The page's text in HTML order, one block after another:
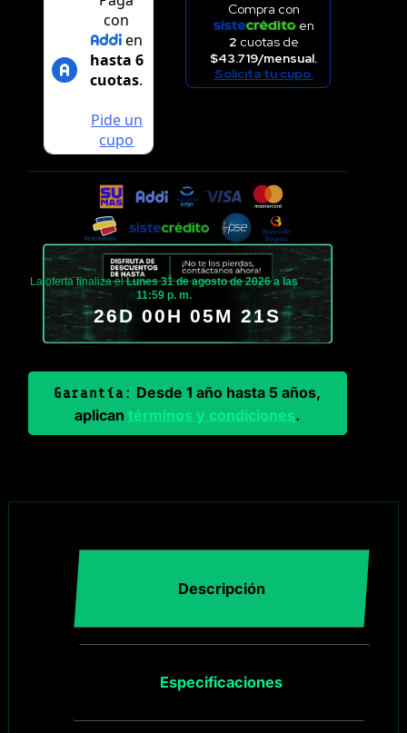
Compra con
en
2 cuotas de
$43.719/mensual.
Solicita tu cupo.
La oferta finaliza elLunes 31 de agosto de 2026 a las
11:59 p. m.
26D 00H 05M 21S
Garantía: Desde 1 año hasta 5 años,
aplicantérminos y condiciones.
Descripción
Especificaciones